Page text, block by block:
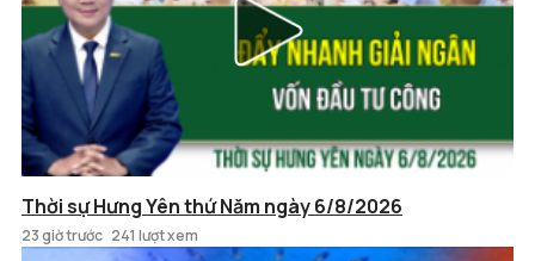
Thời sự Hưng Yên thứ Năm ngày 6/8/2026
23 giờ trước 241 lượt xem